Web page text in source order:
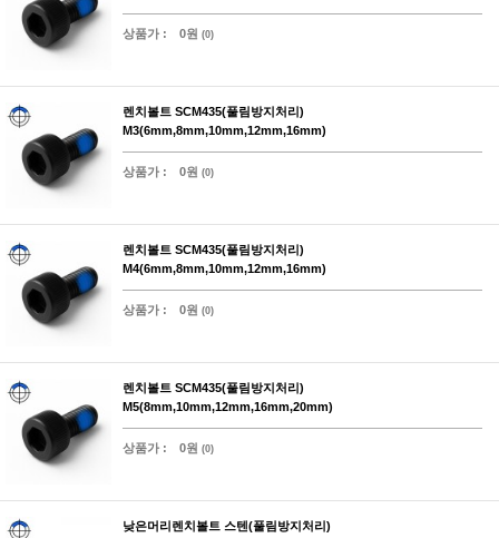
상품가 : 0원 (0)
렌치볼트 SCM435(풀림방지처리)
M3(6mm,8mm,10mm,12mm,16mm)
상품가 : 0원 (0)
렌치볼트 SCM435(풀림방지처리)
M4(6mm,8mm,10mm,12mm,16mm)
상품가 : 0원 (0)
렌치볼트 SCM435(풀림방지처리)
M5(8mm,10mm,12mm,16mm,20mm)
상품가 : 0원 (0)
낮은머리렌치볼트 스텐(풀림방지처리)